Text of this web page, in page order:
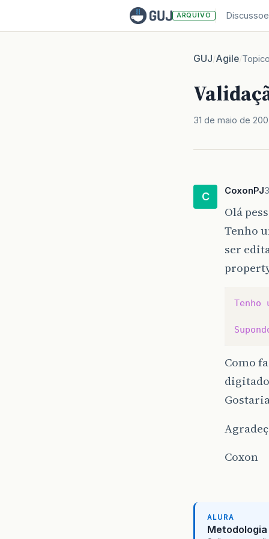
ARQUIVO
GUJ/Agile/
31 de maio de
C CoxonPJ
Olá
Tenho
ser
Tenho
Como
Coxon
ALURA
Metodologia